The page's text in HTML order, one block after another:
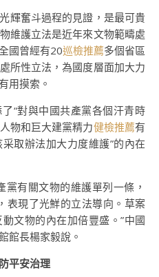
輝奮斗過程的見證，是最可貴
維護立法是近年來文物範疇處
國曾經有20巡檢推薦多個省區
所性立法，為國度層面加大力
用摸索。
“對與中國共產黨各個汗青時
物和巨大建黨精力健檢推薦有
取辦法加大力度維護”的內在
黨有關文物的維護單列一條，
表現了光鮮的立法導向。草案
文物的內在加倍豐盛。”中國
館長楊家毅說。
平安治理